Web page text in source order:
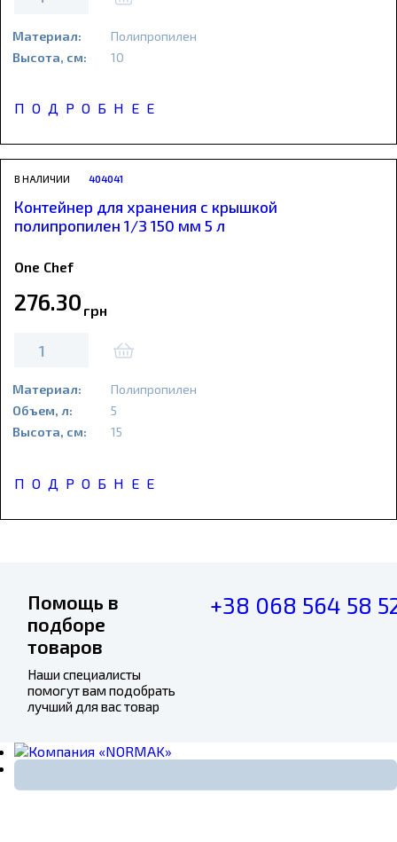
Материал:
Полипропилен
Высота, см:
10
ПОДРОБНЕЕ
В НАЛИЧИИ 404041
Контейнер для хранения с крышкой
полипропилен 1/3 150 мм 5 л
One Chef
276.30 грн
Материал:
Полипропилен
Объем, л:
5
Высота, см:
15
ПОДРОБНЕЕ
Помощь в
подборе
товаров
Наши специалисты
помогут вам подобрать
лучший для вас товар
+38 068 564 58